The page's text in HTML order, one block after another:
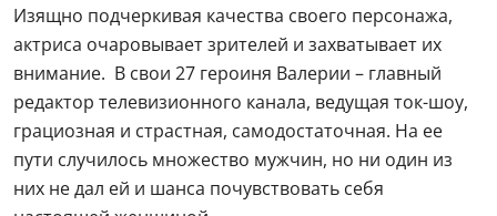
Изящно подчеркивая качества своего персонажа,
актриса очаровывает зрителей и захватывает их
внимание. В свои 27 героиня Валерии – главный
редактор телевизионного канала, ведущая ток-шоу,
грациозная и страстная, самодостаточная. На ее
пути случилось множество мужчин, но ни один из
них не дал ей и шанса почувствовать себя